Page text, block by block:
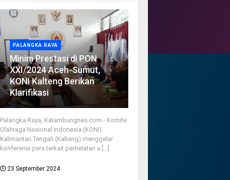
PALANGKA RAYA
Minim Prestasi di PON
XXI/2024 Aceh-Sumut,
KONI Kalteng Berikan
Klarifikasi
Palangka Raya, Katambungnes.com - Komite
Olahraga Nasional Indonesia (KONI)
Kalimantan Tengah (Kalteng) menggelar
konferensi pers terkait perhelatan a [...]
23 September 2024